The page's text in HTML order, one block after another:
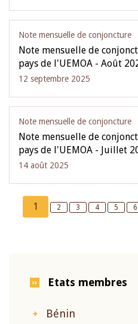
Note mensuelle de conjoncture
Note mensuelle de
pays de l'UEMOA - Août
12 septembre 2025
Note mensuelle de conjoncture
Note mensuelle de
pays de l'UEMOA - Juillet
14 août 2025
Pagination
Current
page
1 Page
2 Page
3 Page
4 Page
5 6
Etats membres
Bénin